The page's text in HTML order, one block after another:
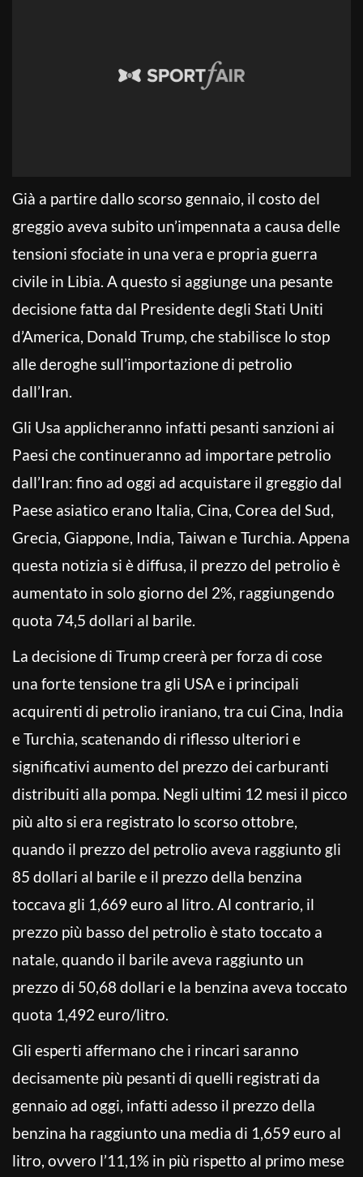
Già a partire dallo scorso gennaio, il costo del
greggio aveva subito un’impennata a causa delle
tensioni sfociate in una vera e propria guerra
civile in Libia. A questo si aggiunge una pesante
decisione fatta dal Presidente degli Stati Uniti
d’America, Donald Trump, che stabilisce lo stop
alle deroghe sull’importazione di petrolio
dall’Iran.
Gli Usa applicheranno infatti pesanti sanzioni ai
Paesi che continueranno ad importare petrolio
dall’Iran: fino ad oggi ad acquistare il greggio dal
Paese asiatico erano Italia, Cina, Corea del Sud,
Grecia, Giappone, India, Taiwan e Turchia. Appena
questa notizia si è diffusa, il prezzo del petrolio è
aumentato in solo giorno del 2%, raggiungendo
quota 74,5 dollari al barile.
La decisione di Trump creerà per forza di cose
una forte tensione tra gli USA e i principali
acquirenti di petrolio iraniano, tra cui Cina, India
e Turchia, scatenando di riflesso ulteriori e
significativi aumento del prezzo dei carburanti
distribuiti alla pompa. Negli ultimi 12 mesi il picco
più alto si era registrato lo scorso ottobre,
quando il prezzo del petrolio aveva raggiunto gli
85 dollari al barile e il prezzo della benzina
toccava gli 1,669 euro al litro. Al contrario, il
prezzo più basso del petrolio è stato toccato a
natale, quando il barile aveva raggiunto un
prezzo di 50,68 dollari e la benzina aveva toccato
quota 1,492 euro/litro.
Gli esperti affermano che i rincari saranno
decisamente più pesanti di quelli registrati da
gennaio ad oggi, infatti adesso il prezzo della
benzina ha raggiunto una media di 1,659 euro al
litro, ovvero l’11,1% in più rispetto al primo mese